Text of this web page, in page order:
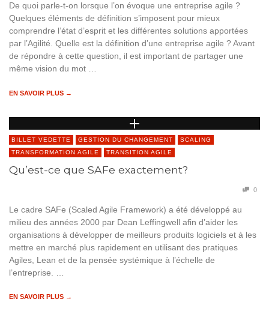
De quoi parle-t-on lorsque l’on évoque une entreprise agile ?
Quelques éléments de définition s’imposent pour mieux
comprendre l’état d’esprit et les différentes solutions apportées
par l’Agilité. Quelle est la définition d’une entreprise agile ? Avant
de répondre à cette question, il est important de partager une
même vision du mot …
EN SAVOIR PLUS →
BILLET VEDETTE GESTION DU CHANGEMENT
SCALING
TRANSFORMATION AGILE
TRANSITION AGILE
Qu’est-ce que SAFe exactement?
0
Le cadre SAFe (Scaled Agile Framework) a été développé au
milieu des années 2000 par Dean Leffingwell afin d’aider les
organisations à développer de meilleurs produits logiciels et à les
mettre en marché plus rapidement en utilisant des pratiques
Agiles, Lean et de la pensée systémique à l’échelle de
l’entreprise. …
EN SAVOIR PLUS →